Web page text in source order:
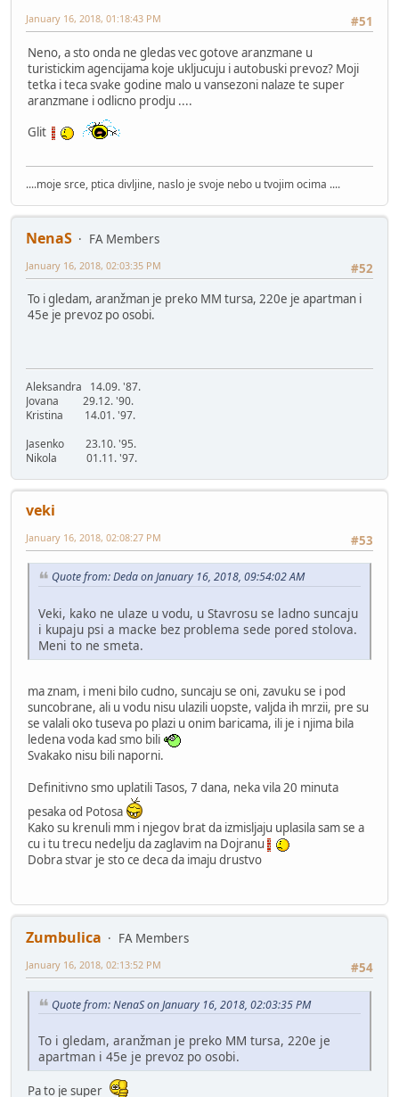
#51
January 16, 2018, 01:18:43 PM
Neno, a sto onda ne gledas vec gotove aranzmane u
turistickim agencijama koje ukljucuju i autobuski prevoz? Moji
tetka i teca svake godine malo u vansezoni nalaze te super
aranzmane i odlicno prodju ....
Glit
....moje srce, ptica divljine, naslo je svoje nebo u tvojim ocima ....
NenaS
FA Members
#52
January 16, 2018, 02:03:35 PM
To i gledam, aranžman je preko MM tursa, 220e je apartman i
45e je prevoz po osobi.
Aleksandra 14.09. '87.
Jovana 29.12. '90.
Kristina 14.01. '97.
Jasenko 23.10. '95.
Nikola 01.11. '97.
veki
#53
January 16, 2018, 02:08:27 PM
Quote from: Deda on January 16, 2018, 09:54:02 AM
Veki, kako ne ulaze u vodu, u Stavrosu se ladno suncaju
i kupaju psi a macke bez problema sede pored stolova.
Meni to ne smeta.
ma znam, i meni bilo cudno, suncaju se oni, zavuku se i pod
suncobrane, ali u vodu nisu ulazili uopste, valjda ih mrzii, pre su
se valali oko tuseva po plazi u onim baricama, ili je i njima bila
ledena voda kad smo bili
Svakako nisu bili naporni.
Definitivno smo uplatili Tasos, 7 dana, neka vila 20 minuta
pesaka od Potosa
Kako su krenuli mm i njegov brat da izmisljaju uplasila sam se a
cu i tu trecu nedelju da zaglavim na Dojranu
Dobra stvar je sto ce deca da imaju drustvo
Zumbulica
FA Members
#54
January 16, 2018, 02:13:52 PM
Quote from: NenaS on January 16, 2018, 02:03:35 PM
To i gledam, aranžman je preko MM tursa, 220e je
apartman i 45e je prevoz po osobi.
Pa to je super